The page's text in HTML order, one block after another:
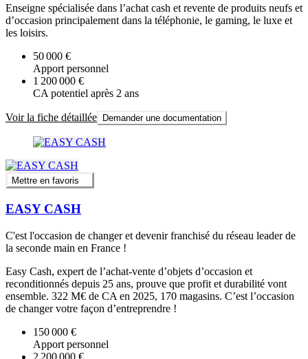
Enseigne spécialisée dans l’achat cash et revente de produits neufs et
d’occasion principalement dans la téléphonie, le gaming, le luxe et
les loisirs.
50 000 €
Apport personnel
1 200 000 €
CA potentiel après 2 ans
Voir la fiche détaillée Demander une documentation
Mettre en favoris
EASY CASH
C'est l'occasion de changer et devenir franchisé du réseau leader de
la seconde main en France !
Easy Cash, expert de l’achat-vente d’objets d’occasion et
reconditionnés depuis 25 ans, prouve que profit et durabilité vont
ensemble. 322 M€ de CA en 2025, 170 magasins. C’est l’occasion
de changer votre façon d’entreprendre !
150 000 €
Apport personnel
2 200 000 €